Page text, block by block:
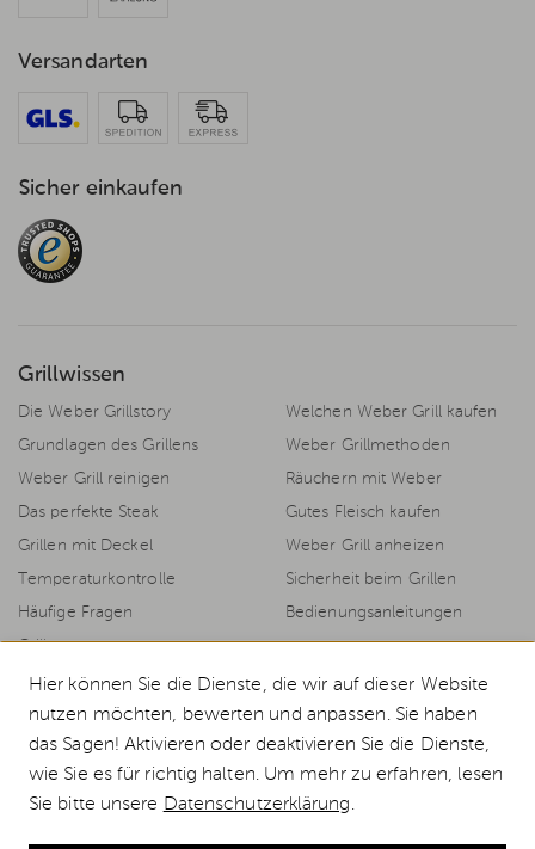
Versandarten
Sicher einkaufen
Grillwissen
Die Weber Grillstory
Welchen Weber Grill kaufen
Grundlagen des Grillens
Weber Grillmethoden
Weber Grill reinigen
Räuchern mit Weber
Das perfekte Steak
Gutes Fleisch kaufen
Grillen mit Deckel
Weber Grill anheizen
Temperaturkontrolle
Sicherheit beim Grillen
Häufige Fragen
Bedienungsanleitungen
Grillrezepte
© 2026 Weststyle GmbH · Europas grosser Weber Spezialist
Alle Preise inkl. MwSt., inkl. Verpackungskosten und zzgl.
Durchgestrichene Preise entsprechen dem bisherigen Preis bei Weststyle.
Weber Slate GP 56cm Premium Plancha günstig kaufen
Hier können Sie die Dienste, die wir auf dieser Website
nutzen möchten, bewerten und anpassen. Sie haben
das Sagen! Aktivieren oder deaktivieren Sie die Dienste,
wie Sie es für richtig halten. Um mehr zu erfahren, lesen
Sie bitte unsere Datenschutzerklärung.